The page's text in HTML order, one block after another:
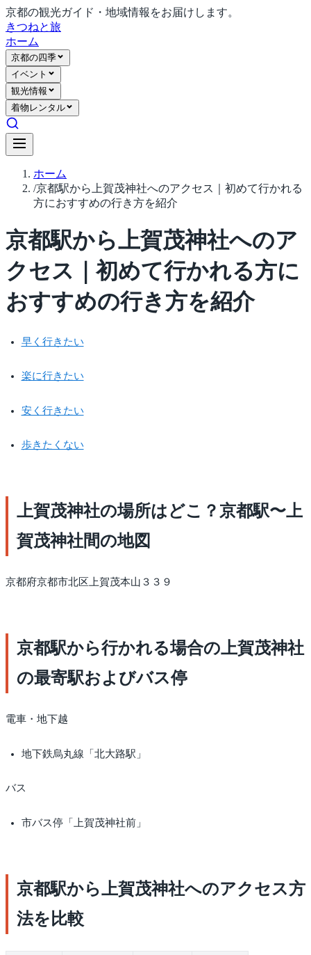
京都の観光ガイド・地域情報をお届けします。
きつねと旅
ホーム
京都の四季
イベント
観光情報
着物レンタル
ホーム
/京都駅から上賀茂神社へのアクセス｜初めて行かれる
方におすすめの行き方を紹介
京都駅から上賀茂神社へのア
クセス｜初めて行かれる方に
おすすめの行き方を紹介
早く行きたい
楽に行きたい
安く行きたい
歩きたくない
上賀茂神社の場所はどこ？京都駅〜上
賀茂神社間の地図
京都府京都市北区上賀茂本山３３９
京都駅から行かれる場合の上賀茂神社
の最寄駅およびバス停
電車・地下越
地下鉄烏丸線「北大路駅」
バス
市バス停「上賀茂神社前」
京都駅から上賀茂神社へのアクセス方
法を比較